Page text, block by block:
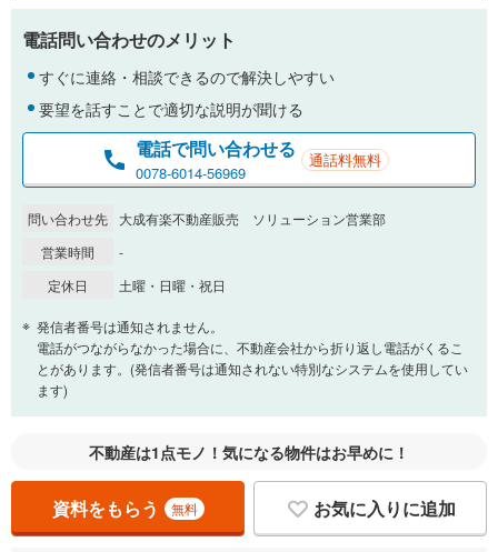
支払いの目安をシミュレーションすることができます。
金利
0.01%
一般的には最長35年まで借り入れ可能です。多くの金融機関
閉じる
頭金
0万円 4,500万円
自己資金から住宅購入にかけられる金額を入力してくださ
閉じる
ボーナス
万円
/回
電話問い合わせのメリット
すぐに連絡・相談できるので解決しやすい
要望を話すことで適切な説明が聞ける
電話で問い合わせる
0078-6014-56969
通話料無料
問い合わせ先
大成有楽不動産販売 ソリューション営業部
営業時間
-
定休日
土曜・日曜・祝日
発信者番号は通知されません。
電話がつながらなかった場合に、不動産会社から折り返し電話がくるこ
とがあります。(発信者番号は通知されない特別なシステムを使用してい
ます)
不動産は1点モノ！気になる物件はお早めに！
資料をもらう 無料 お気に入りに追加